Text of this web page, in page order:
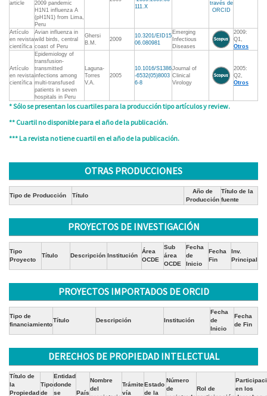
article
2009 pandemic
H1N1 influenza A
(pH1N1) from Lima,
Peru
111.X
través de
ORCID
Artículo
en revista
científica
Avian influenza in
wild birds, central
coast of Peru
Ghersi
B.M.
2009
10.3201/EID15
06.080981
Emerging
Infectious
Diseases
2009:
Q1,
Otros
Artículo
en revista
científica
Epidemiology of
transfusion-
transmitted
infections among
multi-transfused
patients in seven
hospitals in Peru
Laguna-
Torres
V.A.
2005
10.1016/S1386
-6532(05)8003
6-8
Journal of
Clinical
Virology
2005:
Q2,
Otros
* Sólo se presentan los cuartiles para la producción tipo artículos y review.
** Cuartil no disponible para el año de la publicación.
*** La revista no tiene cuartil en el año de la publicación.
OTRAS PRODUCCIONES
Tipo de Producción Título
Año de
Producción
Título de la
fuente
PROYECTOS DE INVESTIGACIÓN
Tipo
Proyecto
Título Descripción Institución
Área
OCDE
Sub
área
OCDE
Fecha
de
Inicio
Fecha
Fin
Inv.
Principal
PROYECTOS IMPORTADOS DE ORCID
Tipo de
financiamiento
Título Descripción Institución
Fecha
de
Inicio
Fecha
de Fin
DERECHOS DE PROPIEDAD INTELECTUAL
Título de
la
Propiedad
Tipo
de
Entidad
donde
se
País
Nombre
del
Trámite
vía
Estado
de la
Número
de
Rol de
en los